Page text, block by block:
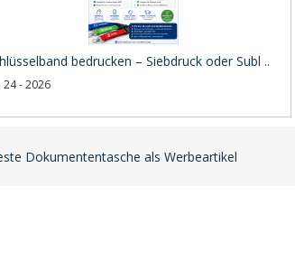
bedrucken – Siebdruck oder Subl ..
24 - 2026
Dokumententasche als Werbeartikel